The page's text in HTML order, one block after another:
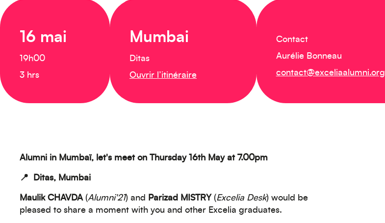
16 mai
19h00
3 hrs
Mumbai
Ditas
Ouvrir l’itinéraire
Contact
Aurélie Bonneau
contact@exceliaalumni.org
Alumni in Mumbaï, l et's meet on Thursday 16th May at 7.00pm
📍 Ditas, Mumbai
Maulik CHAVDA(Alumni'21) and Parizad MISTRY (Excelia Desk) would be
pleased to share a moment with you and other Excelia graduates.